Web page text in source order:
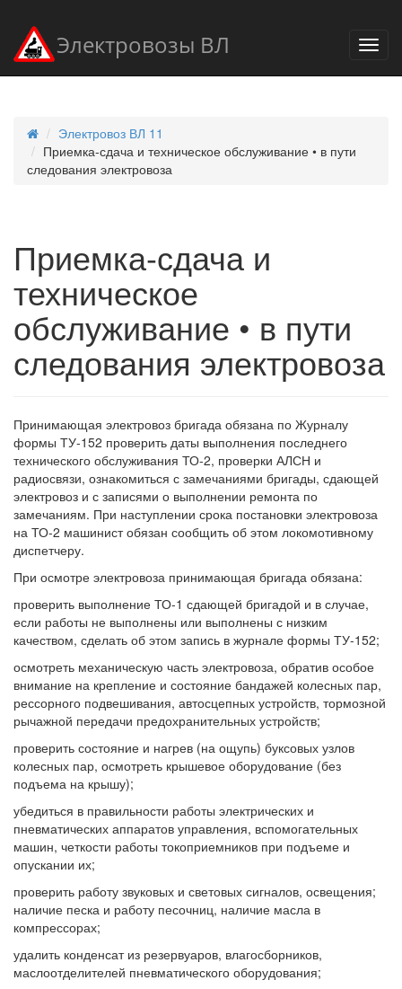
Электровозы ВЛ
Электровоз ВЛ 11
Приемка-сдача и техническое обслуживание • в пути
следования электровоза
Приемка-сдача и
техническое
обслуживание • в пути
следования электровоза
Принимающая электровоз бригада обязана по Журналу
формы ТУ-152 проверить даты выполнения последнего
технического обслуживания ТО-2, проверки АЛСН и
радиосвязи, ознакомиться с замечаниями бригады, сдающей
электровоз и с записями о выполнении ремонта по
замечаниям. При наступлении срока постановки электровоза
на ТО-2 машинист обязан сообщить об этом локомотивному
диспетчеру.
При осмотре электровоза принимающая бригада обязана:
проверить выполнение ТО-1 сдающей бригадой и в случае,
если работы не выполнены или выполнены с низким
качеством, сделать об этом запись в журнале формы ТУ-152;
осмотреть механическую часть электровоза, обратив особое
внимание на крепление и состояние бандажей колесных пар,
рессорного подвешивания, автосцепных устройств, тормозной
рычажной передачи предохранительных устройств;
проверить состояние и нагрев (на ощупь) буксовых узлов
колесных пар, осмотреть крышевое оборудование (без
подъема на крышу);
убедиться в правильности работы электрических и
пневматических аппаратов управления, вспомогательных
машин, четкости работы токоприемников при подъеме и
опускании их;
проверить работу звуковых и световых сигналов, освещения;
наличие песка и работу песочниц, наличие масла в
компрессорах;
удалить конденсат из резервуаров, влагосборников,
маслоотделителей пневматического оборудования;